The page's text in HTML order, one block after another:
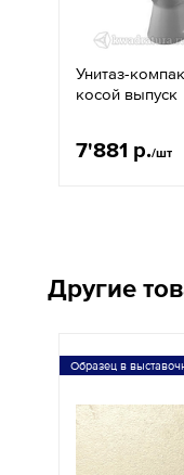
Унитаз-
косой выпуск
7'881 р./шт
Другие
Образец в